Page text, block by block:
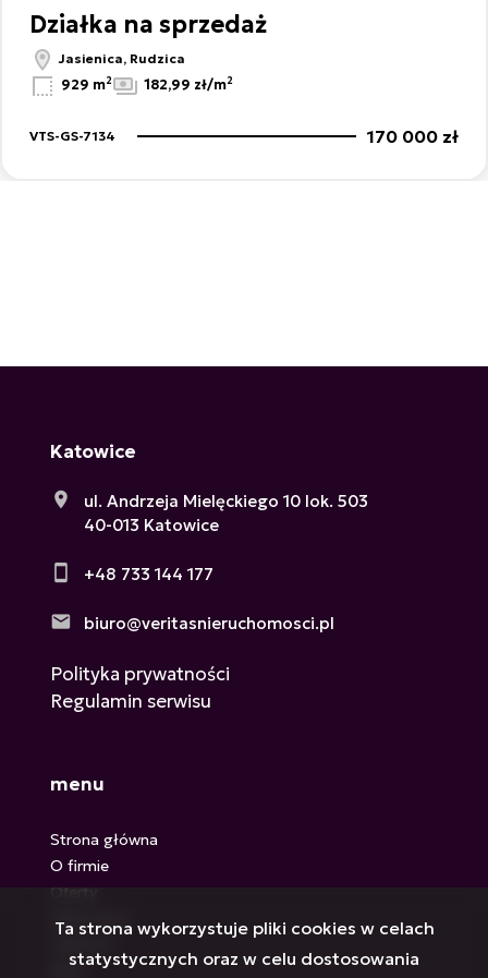
Działka na sprzedaż
Jasienica, Rudzica
929 m2 182,99 zł/m2
VTS-GS-7134 170 000 zł
Katowice
ul. Andrzeja Mielęckiego 10 lok. 503
40-013 Katowice
+48 733 144 177
biuro@veritasnieruchomosci.pl
Polityka prywatności
Regulamin serwisu
menu
Strona główna
O firmie
Oferty
Zgłoszenia
Blog
Ta strona wykorzystuje pliki cookies w celach
statystycznych oraz w celu dostosowania